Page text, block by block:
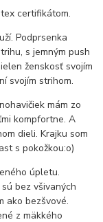
certifikátom.
Podprsenka
s jemným push
ženskosť svojím
svojím strihom.
mám zo
kompfortne. A
dieli. Krajku som
s pokožkou:o)
úpletu.
bez všivaných
ako bezšvové.
z mäkkého